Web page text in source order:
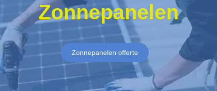
Zonnepanelen
Zonnepanelen offerte